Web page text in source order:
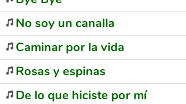
No soy un canalla
Caminar por la vida
Rosas y espinas
De lo que hiciste por mí